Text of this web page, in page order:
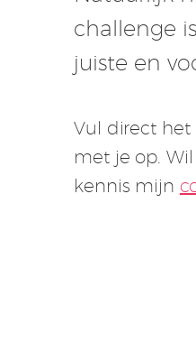
challenge
juiste en
Vul direct
met je op.
kennis mijn